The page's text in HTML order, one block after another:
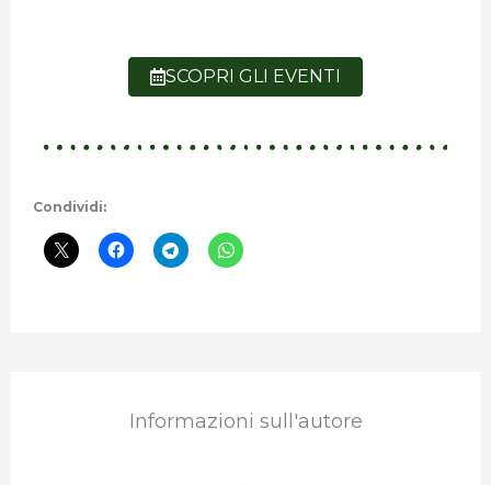
SCOPRI GLI EVENTI
Condividi:
Informazioni sull'autore